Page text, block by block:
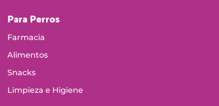
Para Perros
Farmacia
Alimentos
Snacks
Limpieza e Higiene